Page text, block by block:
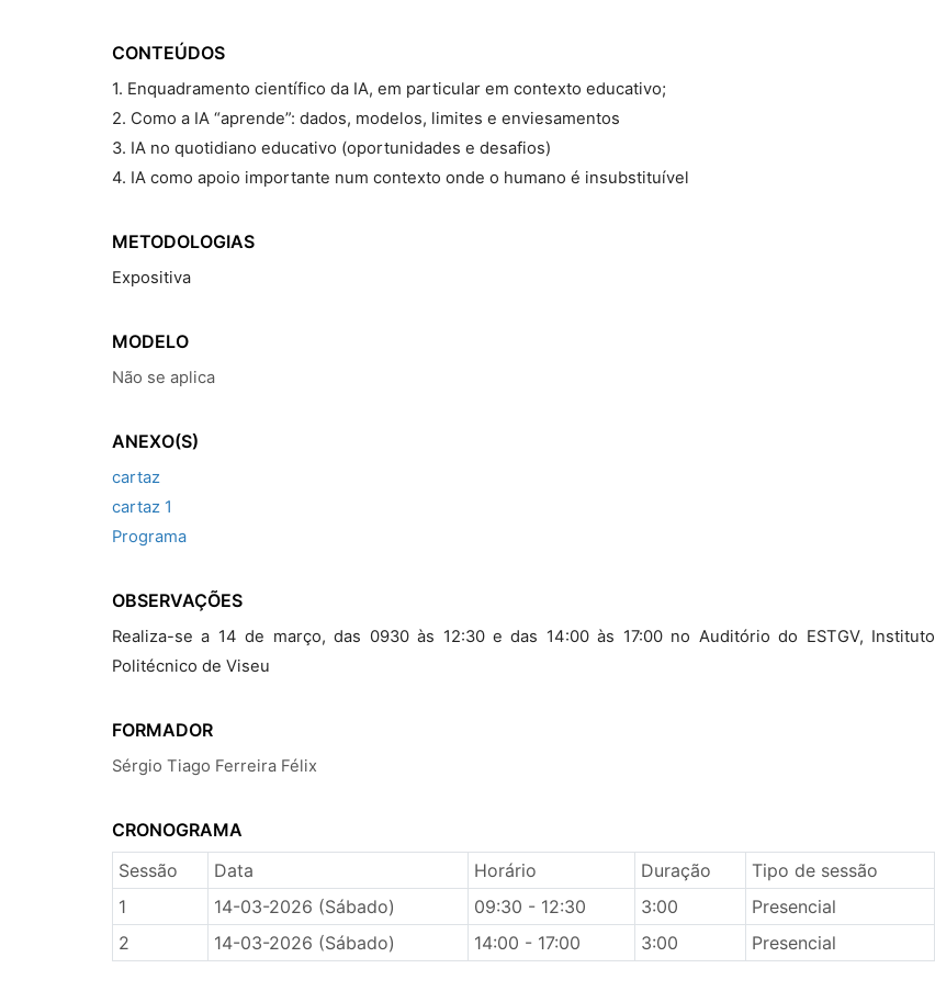
CONTEÚDOS
1. Enquadramento científico da IA, em particular em contexto educativo;
2. Como a IA “aprende”: dados, modelos, limites e enviesamentos
3. IA no quotidiano educativo (oportunidades e desafios)
4. IA como apoio importante num contexto onde o humano é insubstituível
METODOLOGIAS
Expositiva
MODELO
Não se aplica
ANEXO(S)
cartaz
cartaz 1
Programa
OBSERVAÇÕES
Realiza-se a 14 de março, das 0930 às 12:30 e das 14:00 às 17:00 no Auditório do ESTGV, Instituto
Politécnico de Viseu
FORMADOR
Sérgio Tiago Ferreira Félix
CRONOGRAMA
Sessão
Data Horário Duração
Tipo de sessão
1
14-03-2026 (Sábado) 09:30 - 12:30 3:00
Presencial
2
14-03-2026 (Sábado) 14:00 - 17:00 3:00 Presencial